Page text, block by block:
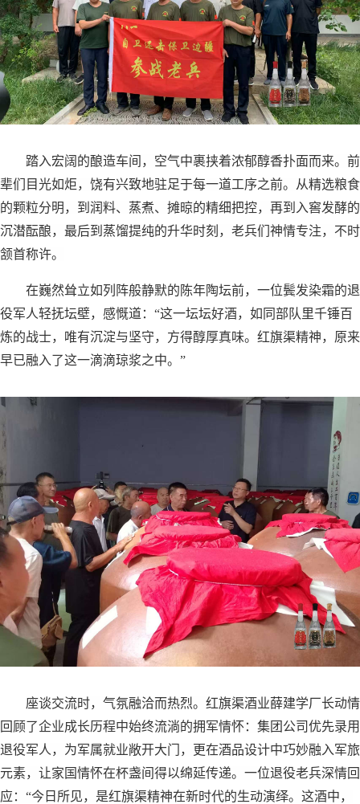
踏入宏阔的酿造车间，空气中裹挟着浓郁醇香扑面而来。前
辈们目光如炬，饶有兴致地驻足于每一道工序之前。从精选粮食
的颗粒分明，到润料、蒸煮、摊晾的精细把控，再到入窖发酵的
沉潜酝酿，最后到蒸馏提纯的升华时刻，老兵们神情专注，不时
颔首称许。
在巍然耸立如列阵般静默的陈年陶坛前，一位鬓发染霜的退
役军人轻抚坛壁，感慨道：“这一坛坛好酒，如同部队里千锤百
炼的战士，唯有沉淀与坚守，方得醇厚真味。红旗渠精神，原来
早已融入了这一滴滴琼浆之中。”
座谈交流时，气氛融洽而热烈。红旗渠酒业薛建学厂长动情
回顾了企业成长历程中始终流淌的拥军情怀：集团公司优先录用
退役军人，为军属就业敞开大门，更在酒品设计中巧妙融入军旅
元素，让家国情怀在杯盏间得以绵延传递。一位退役老兵深情回
应：“今日所见，是红旗渠精神在新时代的生动演绎。这酒中，